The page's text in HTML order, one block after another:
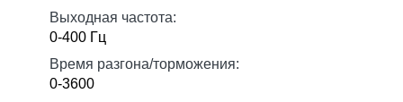
Выходная частота:
0-400 Гц
Время разгона/торможения:
0-3600